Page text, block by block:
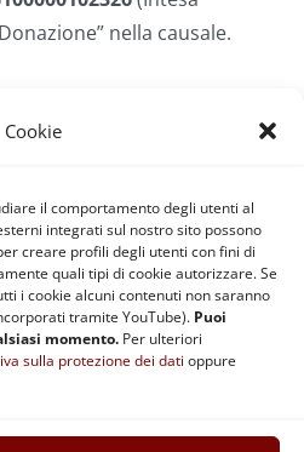
Cookie
il comportamento degli utenti al
integrati sul nostro sito possono
creare profili degli utenti con fini di
quali tipi di cookie autorizzare. Se
i cookie alcuni contenuti non saranno
tramite YouTube). Puoi
momento. Per ulteriori
sulla protezione dei dati oppure
nella causale.
con PayPalusa questo
possibile impostare